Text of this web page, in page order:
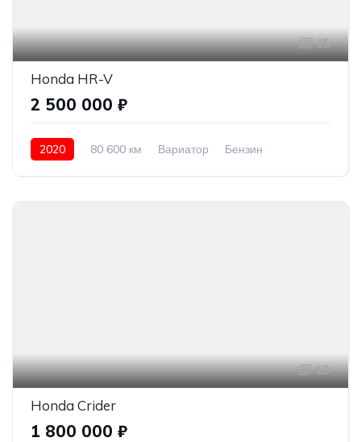
15
Honda HR-V
2 500 000 ₽
2020 80 600 км Вариатор
Бензин
19
Honda Crider
1 800 000 ₽